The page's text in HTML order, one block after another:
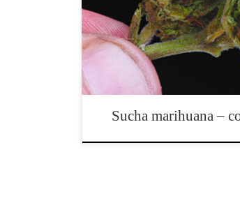
ponieważ temperatura spalania
Sucha marihuana –